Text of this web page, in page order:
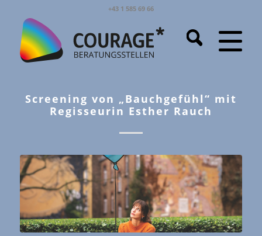
+43 1 585 69 66
Screening von „Bauchgefühl“ mit
Regisseurin Esther Rauch